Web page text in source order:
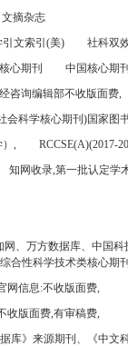
文摘杂志
引文索引(美)
社科双
心期刊
中国核心期
咨询编辑部不收版面费,
会科学核心期刊)国家图
,
RCCSE(A)(2017-
知网收录,第一批认定学
、万方数据库、中国科
合性科学技术类核心期刊
网信息:不收版面费,
收版面费,有审稿费,
库》来源期刊、《中文